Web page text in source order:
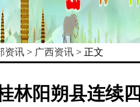
资讯 > 广西资讯 > 正文
林阳朔县连续